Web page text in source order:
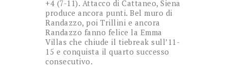
+4 (7-11). Attacco di Cattaneo, Siena
produce ancora punti. Bel muro di
Randazzo, poi Trillini e ancora
Randazzo fanno felice la Emma
Villas che chiude il tiebreak sull’11-
15 e conquista il quarto successo
consecutivo.